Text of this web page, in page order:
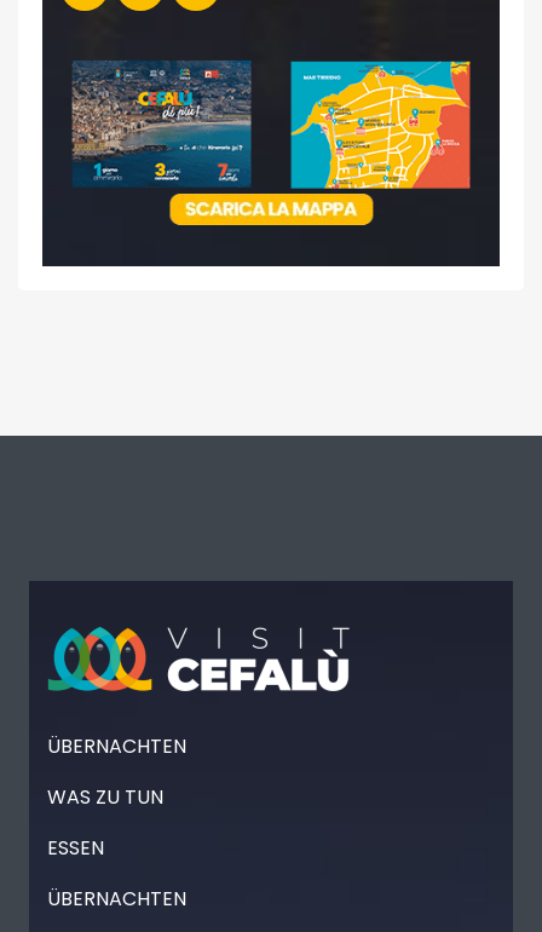
ÜBERNACHTEN
WAS ZU TUN
ESSEN
ÜBERNACHTEN